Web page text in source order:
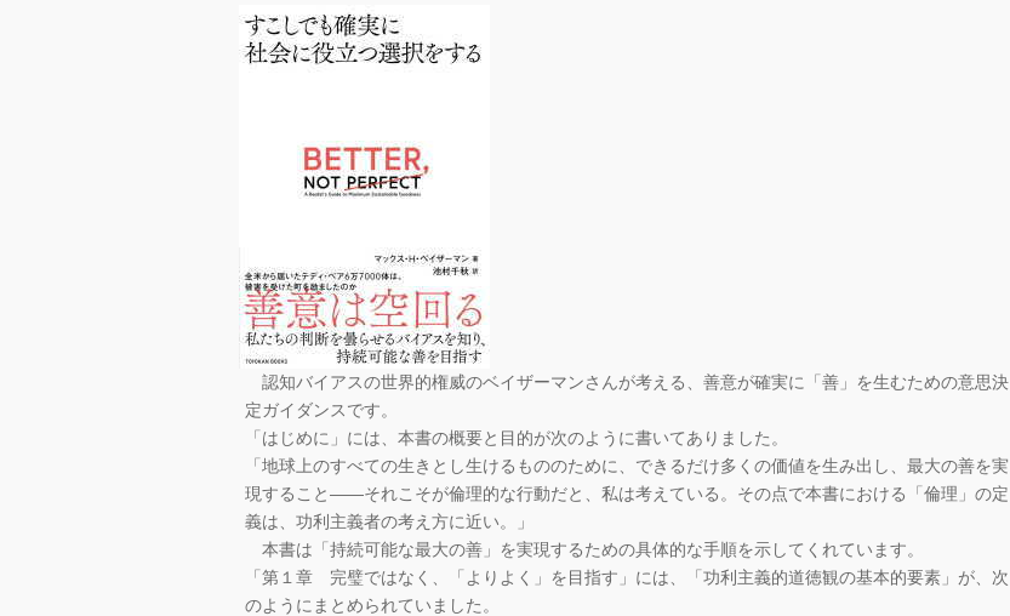
認知バイアスの世界的権威のベイザーマンさんが考える、善意が確実に「善」を生むための意思決
定ガイダンスです。
「はじめに」には、本書の概要と目的が次のように書いてありました。
「地球上のすべての生きとし生けるもののために、できるだけ多くの価値を生み出し、最大の善を実
現すること――それこそが倫理的な行動だと、私は考えている。その点で本書における「倫理」の定
義は、功利主義者の考え方に近い。」
本書は「持続可能な最大の善」を実現するための具体的な手順を示してくれています。
「第１章 完璧ではなく、「よりよく」を目指す」には、「功利主義的道徳観の基本的要素」が、次
のようにまとめられていました。